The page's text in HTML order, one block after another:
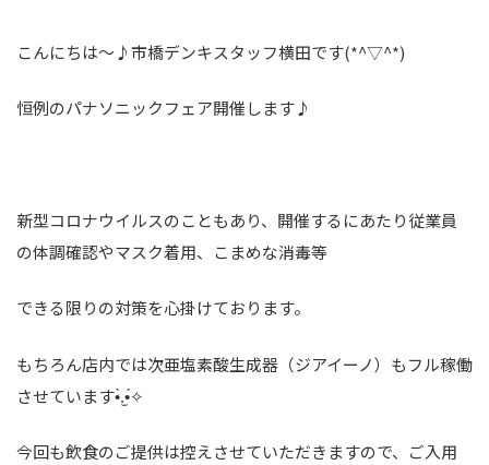
こんにちは～♪市橋デンキスタッフ横田です(*^▽^*)
恒例のパナソニックフェア開催します♪
新型コロナウイルスのこともあり、開催するにあたり従業員
の体調確認やマスク着用、こまめな消毒等
できる限りの対策を心掛けております。
もちろん店内では次亜塩素酸生成器（ジアイーノ）もフル稼働
させています•̀.̫•́✧
今回も飲食のご提供は控えさせていただきますので、ご入用